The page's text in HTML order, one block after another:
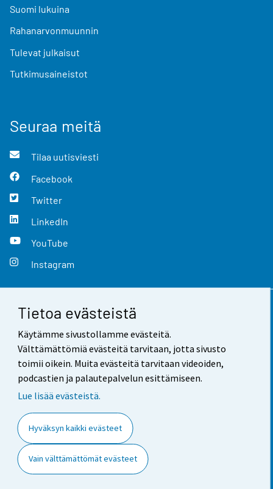
Tietoa evästeistä
Käytämme sivustollamme evästeitä.
Välttämättömiä evästeitä tarvitaan, jotta sivusto
toimii oikein. Muita evästeitä tarvitaan videoiden,
podcastien ja palautepalvelun esittämiseen.
Lue lisää evästeistä.
Hyväksyn kaikki evästeet
Vain välttämättömät evästeet
Suomi lukuina
Rahanarvonmuunnin
Tulevat julkaisut
Tutkimusaineistot
Seuraa meitä
Tilaa uutisviesti
Facebook
Twitter
LinkedIn
YouTube
Instagram
Yhteystiedot
Palaute
Käyttöehdot
Saavutettavuus
Tietoa sivustosta
Evästeasetukset